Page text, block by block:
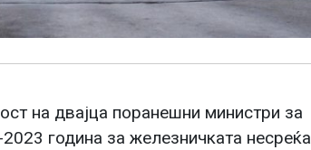
на двајца поранешни министри за
година за железничката несреќа